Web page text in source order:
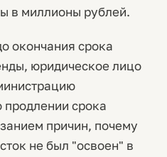
в миллионы рублей.
окончания срока
юридическое лицо
продлении срока
причин, почему
не был "освоен" в